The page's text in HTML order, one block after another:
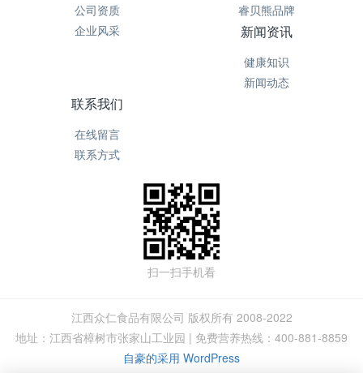
公司资质
企业风采
睿贝熊品牌
新闻资讯
健康知识
新闻动态
联系我们
在线留言
联系方式
扫一扫手机看
江西众仁食品有限公司 版权所有 2008-2022
地址：江西省樟树市张家山工业园 | 免费营养热线：400-881-8859
自豪的采用 WordPress